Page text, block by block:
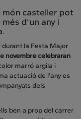
món casteller pot
d’un any i
durant la Festa Major
novembre celebraran
marró argila i
actuació de l’any es
dels
ben a prop del carrer